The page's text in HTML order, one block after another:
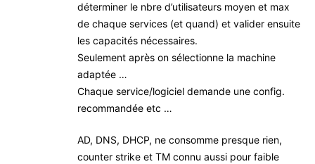
déterminer le nbre d’utilisateurs moyen et max
de chaque services (et quand) et valider ensuite
les capacités nécessaires.
Seulement après on sélectionne la machine
adaptée …
Chaque service/logiciel demande une config.
recommandée etc …
AD, DNS, DHCP, ne consomme presque rien,
counter strike et TM connu aussi pour faible